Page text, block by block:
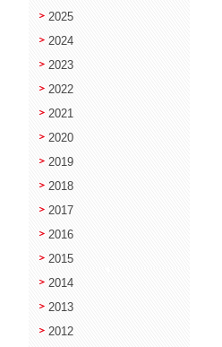
2025
2024
2023
2022
2021
2020
2019
2018
2017
2016
2015
2014
2013
2012